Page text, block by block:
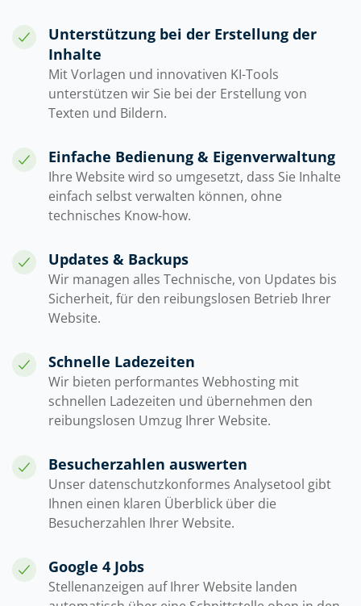
Unterstützung bei der Erstellung der
Inhalte
Mit Vorlagen und innovativen KI-Tools
unterstützen wir Sie bei der Erstellung von
Texten und Bildern.
Einfache Bedienung & Eigenverwaltung
Ihre Website wird so umgesetzt, dass Sie Inhalte
einfach selbst verwalten können, ohne
technisches Know-how.
Updates & Backups
Wir managen alles Technische, von Updates bis
Sicherheit, für den reibungslosen Betrieb Ihrer
Website.
Schnelle Ladezeiten
Wir bieten performantes Webhosting mit
schnellen Ladezeiten und übernehmen den
reibungslosen Umzug Ihrer Website.
Besucherzahlen auswerten
Unser datenschutzkonformes Analysetool gibt
Ihnen einen klaren Überblick über die
Besucherzahlen Ihrer Website.
Google 4 Jobs
Stellenanzeigen auf Ihrer Website landen